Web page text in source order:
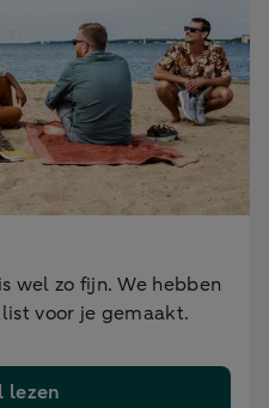
wel zo fijn. We hebben
voor je gemaakt.
lezen